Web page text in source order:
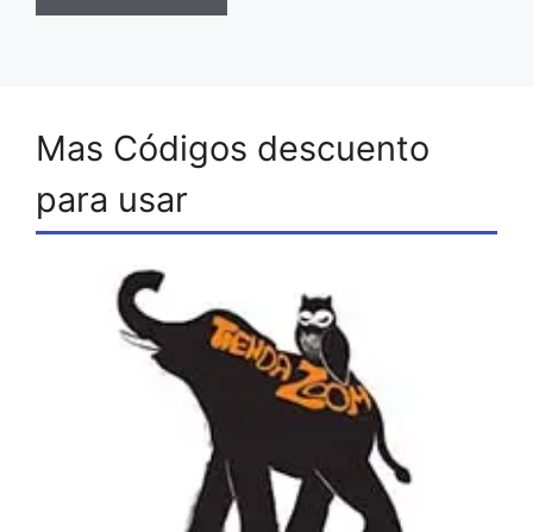
Mas Códigos descuento
para usar